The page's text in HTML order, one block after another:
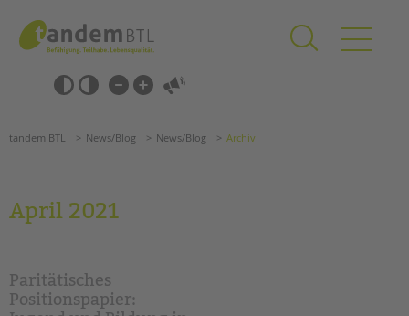
springen
Barrierefrei-
Einstellungen
überspringen
überspringen
Grundschulen
Förderzentren
Kollegs
tandem BTL News/Blog News/Blog Archiv
April 2021
Paritätisches
Positionspapier: